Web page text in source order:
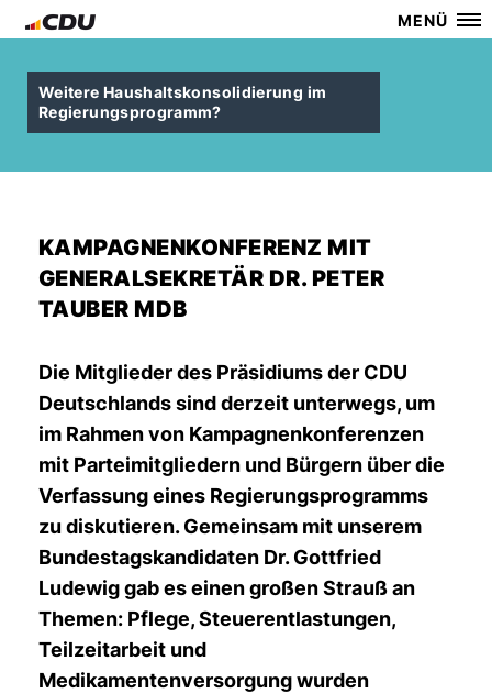
MENÜ
Weitere Haushaltskonsolidierung im
Regierungsprogramm?
KAMPAGNENKONFERENZ MIT
GENERALSEKRETÄR DR. PETER
TAUBER MDB
Die Mitglieder des Präsidiums der CDU
Deutschlands sind derzeit unterwegs, um
im Rahmen von Kampagnenkonferenzen
mit Parteimitgliedern und Bürgern über die
Verfassung eines Regierungsprogramms
zu diskutieren. Gemeinsam mit unserem
Bundestagskandidaten Dr. Gottfried
Ludewig gab es einen großen Strauß an
Themen: Pflege, Steuerentlastungen,
Teilzeitarbeit und
Medikamentenversorgung wurden